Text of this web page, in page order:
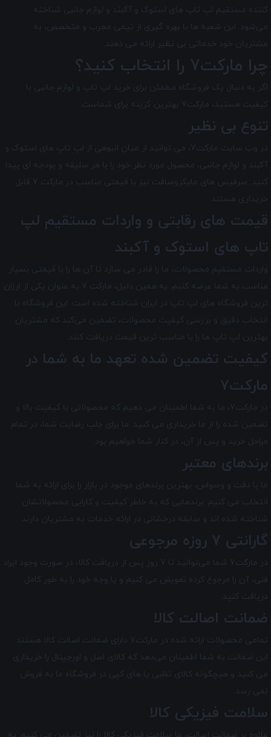
کننده مستقیم لپ تاپ های استوک و آکبند و لوازم جانبی شناخته
می‌شود. این شعبه ها با بهره گیری از تیمی مجرب و متخصص، به
مشتریان خود خدماتی بی نظیر ارائه می دهند.
چرا مارکت7 را انتخاب کنید؟
اگر به دنبال یک فروشگاه مطمئن برای خرید لپ تاپ و لوازم جانبی با
کیفیت هستید، مارکت7 بهترین گزینه برای شماست.
تنوع بی نظیر
در وب سایت مارکت7، می توانید از میان انبوهی از لپ تاپ های استوک و
آکبند و لوازم جانبی، محصول مورد نظر خود را با هر سلیقه و بودجه ای پیدا
کنید. سرفیس های مایکروسافت نیز با قیمتی مناسب در مارکت 7 قابل
خریداری هستند.
قیمت های رقابتی و واردات مستقیم لپ
تاپ های استوک و آکبند
واردات مستقیم محصولات، ما را قادر می سازد تا آن ها را با قیمتی بسیار
مناسب به شما عرضه کنیم. به همین دلیل، مارکت 7 به عنوان یکی از ارزان
ترین فروشگاه های لپ تاپ در ایران شناخته شده است. این فروشگاه با
انتخاب دقیق و بررسی کیفیت محصولات، تضمین می‌کند که مشتریان
بهترین لپ تاپ ها را با مناسب ترین قیمت دریافت کنند.
کیفیت تضمین شده تعهد ما به شما در
مارکت7
در مارکت7 ، ما به شما اطمینان می دهیم که محصولاتی با کیفیت بالا و
تضمین شده را از ما خریداری می کنید. ما برای جلب رضایت شما، در تمام
مراحل خرید و پس از آن، در کنار شما خواهیم بود.
برندهای معتبر
ما با دقت و وسواس، بهترین برندهای موجود در بازار را برای ارائه به شما
انتخاب می کنیم. برندهایی که به خاطر کیفیت و کارایی محصولاتشان
شناخته شده اند و سابقه درخشانی در ارائه خدمات به مشتریان دارند.
گارانتی 7 روزه مرجوعی
در مارکت7 شما می‌توانید تا 7 روز پس از دریافت کالا، در صورت وجود ایراد
فنی، آن را مرجوع کرده تعویض می کنیم و یا وجه خود را به طور کامل
دریافت کنید.
ضمانت اصالت کالا
تمامی محصولات ارائه شده در مارکت7
دارای ضمانت اصالت کالا هستند.
این ضمانت به شما اطمینان می‌دهد که کالای اصل و اورجینال را خریداری
می کنید و هیچگونه کالای تقلبی یا های کپی در فروشگاه ما به فروش
نمی رسد.
سلامت فیزیکی کالا